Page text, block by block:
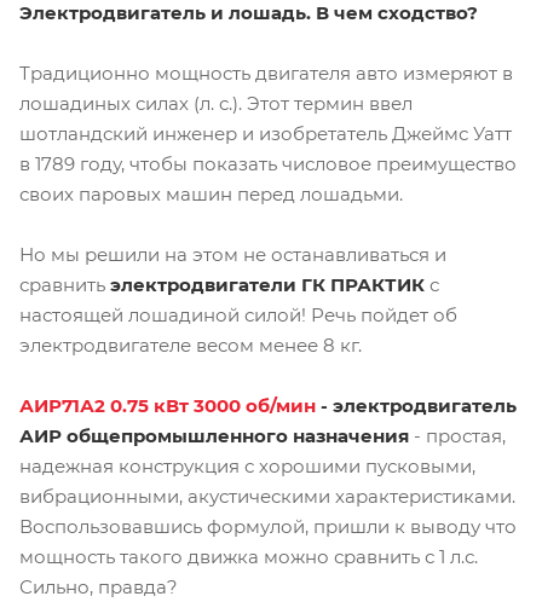
Электродвигатель и лошадь. В чем сходство?
Традиционно мощность двигателя авто измеряют в
лошадиных силах (л. с.). Этот термин ввел
шотландский инженер и изобретатель Джеймс Уатт
в 1789 году, чтобы показать числовое преимущество
своих паровых машин перед лошадьми.
Но мы решили на этом не останавливаться и
сравнить электродвигатели ГК ПРАКТИК с
настоящей лошадиной силой! Речь пойдет об
электродвигателе весом менее 8 кг.
АИР71А2 0.75 кВт 3000 об/мин - электродвигатель
АИР общепромышленного назначения - простая,
надежная конструкция с хорошими пусковыми,
вибрационными, акустическими характеристиками.
Воспользовавшись формулой, пришли к выводу что
мощность такого движка можно сравнить с 1 л.с.
Сильно, правда?